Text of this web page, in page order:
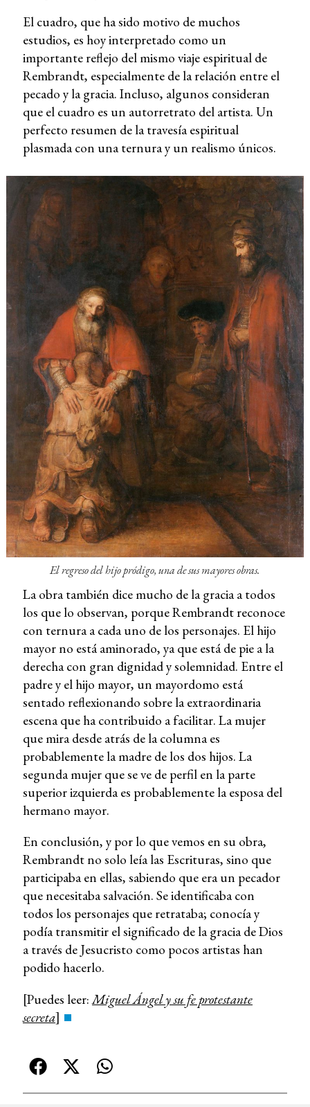
El cuadro, que ha sido motivo de muchos
estudios, es hoy interpretado como un
importante reflejo del mismo viaje espiritual de
Rembrandt, especialmente de la relación entre el
pecado y la gracia. Incluso, algunos consideran
que el cuadro es un autorretrato del artista. Un
perfecto resumen de la travesía espiritual
plasmada con una ternura y un realismo únicos.
El regreso del hijo pródigo, una de sus mayores obras.
La obra también dice mucho de la gracia a todos
los que lo observan, porque Rembrandt reconoce
con ternura a cada uno de los personajes. El hijo
mayor no está aminorado, ya que está de pie a la
derecha con gran dignidad y solemnidad. Entre el
padre y el hijo mayor, un mayordomo está
sentado reflexionando sobre la extraordinaria
escena que ha contribuido a facilitar. La mujer
que mira desde atrás de la columna es
probablemente la madre de los dos hijos. La
segunda mujer que se ve de perfil en la parte
superior izquierda es probablemente la esposa del
hermano mayor.
En conclusión, y por lo que vemos en su obra,
Rembrandt no solo leía las Escrituras, sino que
participaba en ellas, sabiendo que era un pecador
que necesitaba salvación. Se identificaba con
todos los personajes que retrataba; conocía y
podía transmitir el significado de la gracia de Dios
a través de Jesucristo como pocos artistas han
podido hacerlo.
[Puedes leer:Miguel Ángel y su fe protestante
secreta]